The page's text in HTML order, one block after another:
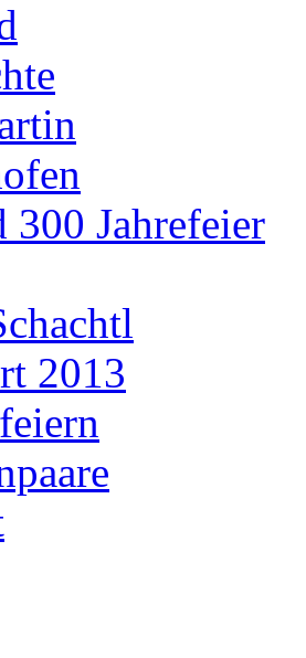
300 Jahrefeier
2013